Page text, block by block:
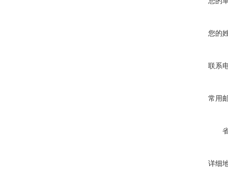
您的
联系
常用
详细